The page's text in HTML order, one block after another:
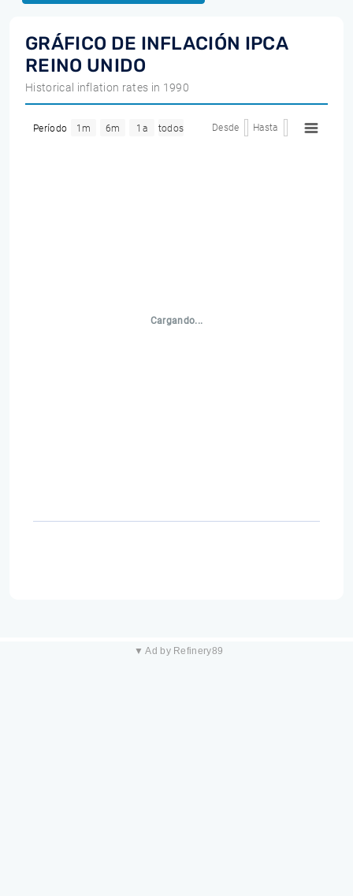
GRÁFICO DE INFLACIÓN IPCA
REINO UNIDO
Historical inflation rates in 1990
Período 1m 6m 1a todos Desde Hasta
Cargando...
▼ Ad by Refinery89